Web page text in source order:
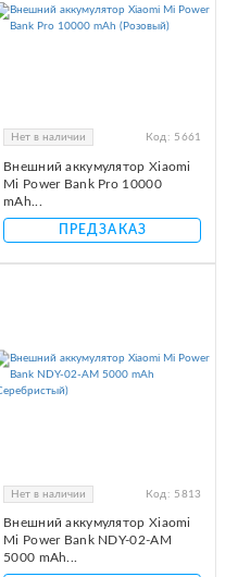
Нет в наличии Код: 5661
Внешний аккумулятор Xiaomi
Mi Power Bank Pro 10000
mAh...
ПРЕДЗАКАЗ
Нет в наличии Код: 5813
Внешний аккумулятор Xiaomi
Mi Power Bank NDY-02-AM
5000 mAh...